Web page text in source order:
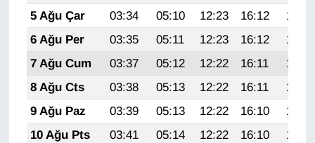
5 Ağu Çar
03:34 05:10 12:23 16:12
19:25
6 Ağu Per
03:35 05:11 12:23 16:12
19:24
7 Ağu Cum
03:37 05:12 12:22 16:11
19:23
8 Ağu Cts
03:38 05:13 12:22 16:11
19:22
9 Ağu Paz
03:39 05:13 12:22 16:10
19:21
10 Ağu Pts
03:41 05:14 12:22 16:10
19:20
Resmi İlanlar
RÖPORTAJ
SAĞLIK
Seri İlan